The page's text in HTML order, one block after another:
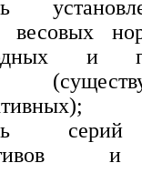
весовых
и
и